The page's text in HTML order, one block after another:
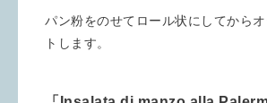
パン粉をのせてロール状にしてから
トします。